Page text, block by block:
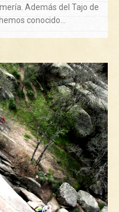
Además del Tajo de
conocido…